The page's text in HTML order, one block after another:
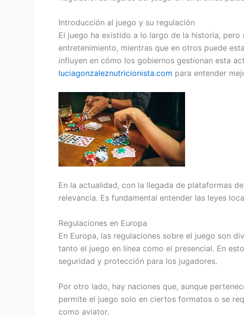
Introducción al juego y su regulación
El juego ha existido a lo largo de la historia,
entretenimiento, mientras que en otros puede
influyen en cómo los gobiernos gestionan esta
luciagonzaleznutricionista.com para entender
En la actualidad, con la llegada de plataformas
relevancia. Es fundamental entender las leyes
Regulaciones en Europa
En Europa, las regulaciones sobre el juego son
tanto el juego en línea como el presencial. En
seguridad y protección para los jugadores.
Por otro lado, hay naciones que, aunque
permite el juego solo en ciertos formatos o se
como aviator.